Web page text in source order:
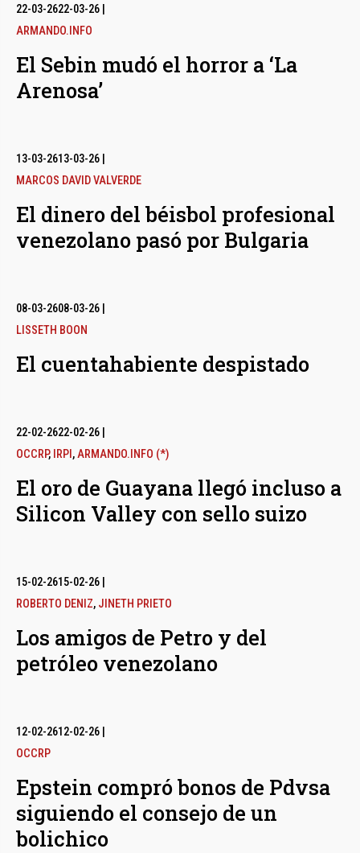
22-03-2622-03-26
ARMANDO.INFO
El Sebin mudó el horror a ‘La
Arenosa’
13-03-2613-03-26
MARCOS DAVID VALVERDE
El dinero del béisbol profesional
venezolano pasó por Bulgaria
08-03-2608-03-26
LISSETH BOON
El cuentahabiente despistado
22-02-2622-02-26
OCCRP, IRPI ,ARMANDO.INFO (*)
El oro de Guayana llegó incluso a
Silicon Valley con sello suizo
15-02-2615-02-26
ROBERTO DENIZ, JINETH PRIETO
Los amigos de Petro y del
petróleo venezolano
12-02-2612-02-26
OCCRP
Epstein compró bonos de Pdvsa
siguiendo el consejo de un
bolichico